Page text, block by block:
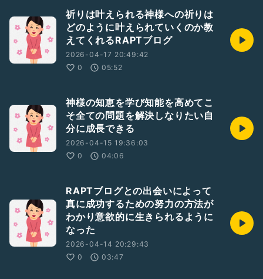
祈りは叶えられる神様への祈りは
どのように叶えられていくのか教
えてくれるRAPTブログ
2026-04-17 20:49:42
0
05:52
神様の知恵を学び知能を高めてこ
そ全ての問題を解決しなりたい自
分に成長できる
2026-04-15 19:36:03
0
04:06
RAPTブログとの出会いによって
真に成功するための努力の方法が
わかり意欲的に生きられるように
なった
2026-04-14 20:29:43
0
03:47